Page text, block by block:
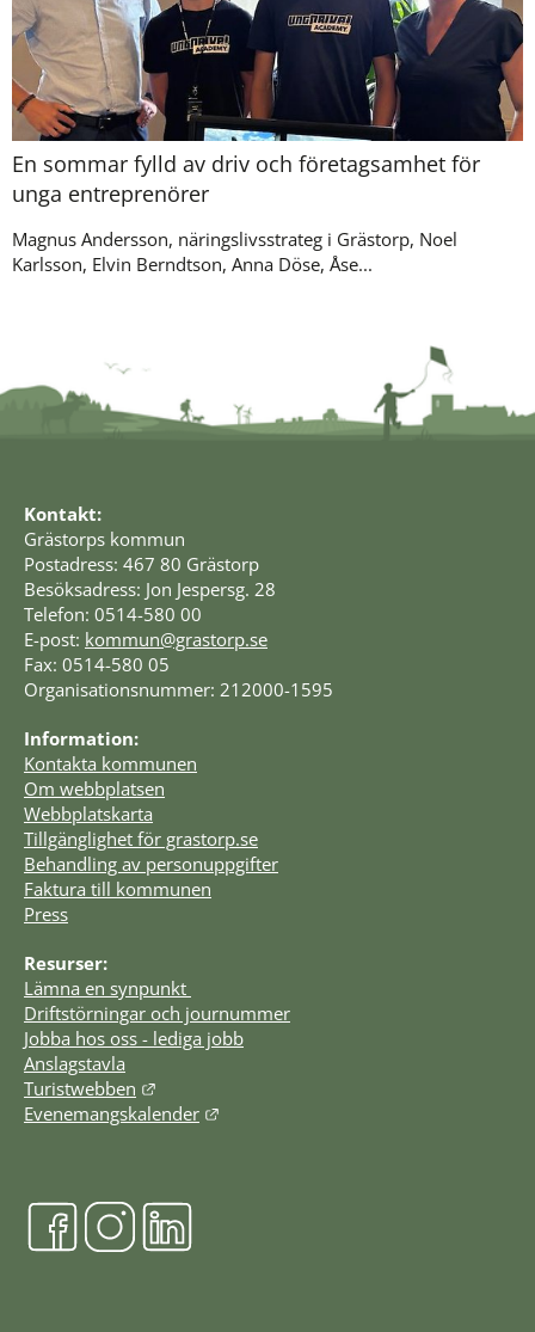
En sommar fylld av driv och företagsamhet för
unga entreprenörer
Magnus Andersson, näringslivsstrateg i Grästorp, Noel
Karlsson, Elvin Berndtson, Anna Döse, Åse...
Kontakt:
Grästorps kommun
Postadress: 467 80 Grästorp
Besöksadress: Jon Jespersg. 28
Telefon: 0514-580 00
E-post: kommun@grastorp.se
Fax: 0514-580 05
Organisationsnummer: 212000-1595
Information:
Kontakta kommunen
Om webbplatsen
Webbplatskarta
Tillgänglighet för grastorp.se
Behandling av personuppgifter
Faktura till kommunen
Press
Resurser:
Lämna en synpunkt
Driftstörningar och journummer
Jobba hos oss - lediga jobb
Anslagstavla
Turistwebben
Länk till annan webbplats.
Evenemangskalender
Länk till annan webbplats.